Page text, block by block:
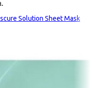
Solution Sheet Mask